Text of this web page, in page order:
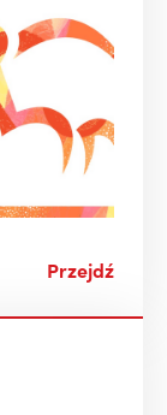
Przejdź